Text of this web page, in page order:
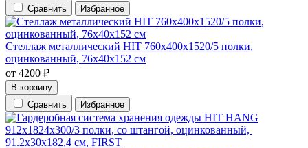
Сравнить
Избранное
Стеллаж металлический HIT 760х400х1520/5 полки,
оцинкованный, 76х40х152 см
от 4200 ₽
В корзину
Сравнить
Избранное